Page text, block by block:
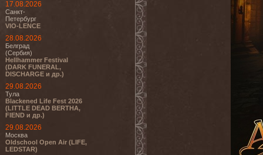
17.08.2026
Санкт-
Петербург
VIO-LENCE
28.08.2026
Белград
(Сербия)
Hellhammer Festival
(DARK FUNERAL,
DISCHARGE и др.)
29.08.2026
Тула
Blackened Life Fest 2026
(LITTLE DEAD BERTHA,
FIEND и др.)
29.08.2026
Москва
Oldschool Open Air (LIFE,
LEDSTAR)